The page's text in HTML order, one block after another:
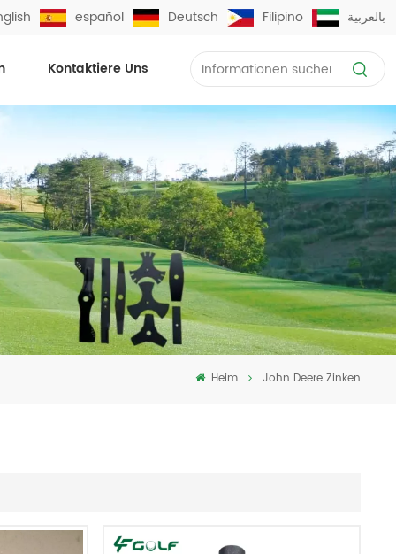
español Deutsch Filipino بالعربية
Kontaktiere Uns
Heim John Deere Zinken